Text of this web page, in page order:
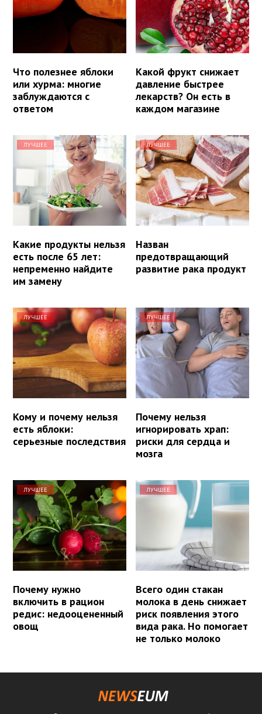
Что полезнее яблоки
или хурма: многие
заблуждаются с
ответом
Какой фрукт снижает
давление быстрее
лекарств? Он есть в
каждом магазине
ЛУЧШЕЕ
Какие продукты нельзя
есть после 65 лет:
непременно найдите
им замену
ЛУЧШЕЕ
Назван
предотвращающий
развитие рака продукт
ЛУЧШЕЕ
Кому и почему нельзя
есть яблоки:
серьезные последствия
ЛУЧШЕЕ
Почему нельзя
игнорировать храп:
риски для сердца и
мозга
ЛУЧШЕЕ
Почему нужно
включить в рацион
редис: недооцененный
овощ
ЛУЧШЕЕ
Всего один стакан
молока в день снижает
риск появления этого
вида рака. Но помогает
не только молоко